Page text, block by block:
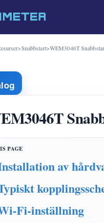
Produkter
Enfas Wi-Fi energimätare
Trefas Wi-Fi energimätare
Trefas Wi-Fi energimätare
WiFi Power Controller
IAMMETER Cloud Pro
Självhotelltjänst
>Snabbstart>WEM3046T
av
Fi-inställning